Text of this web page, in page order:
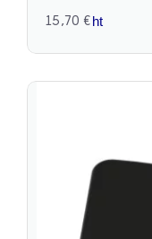
15,70 €ht